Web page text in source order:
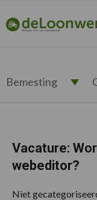
de
hoofdnavigatie
de
hoofd
de
eerste
de
voettekst
deloonwerker.nl
Bemesting
Vacature:
webeditor?
Niet